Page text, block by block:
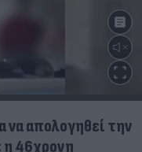
να απολογηθεί την
η 46χρονη